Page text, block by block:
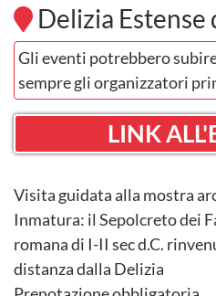
Delizia Estense
Gli eventi potrebbero
sempre gli organizzatori
LINK
Visita guidata alla mostra
Inmatura: il Sepolcreto dei
romana di I-II sec d.C.
distanza dalla Delizia